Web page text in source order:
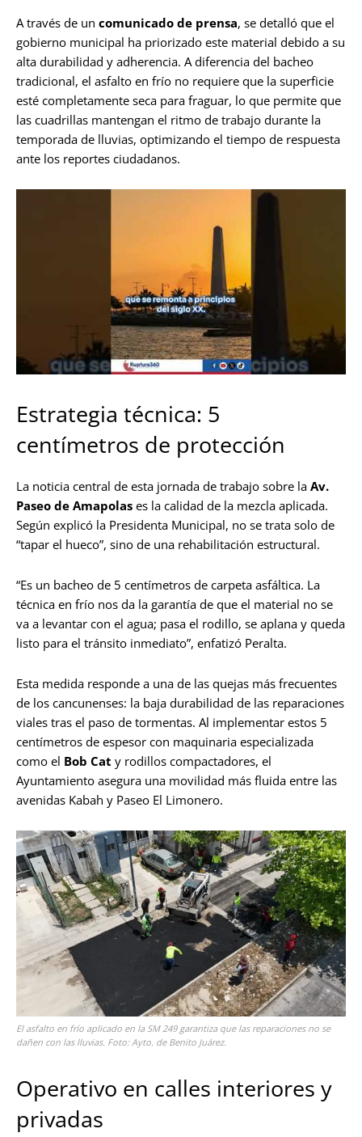
A través de un comunicado de prensa, se detalló que el
gobierno municipal ha priorizado este material debido a su
alta durabilidad y adherencia. A diferencia del bacheo
tradicional, el asfalto en frío no requiere que la superficie
esté completamente seca para fraguar, lo que permite que
las cuadrillas mantengan el ritmo de trabajo durante la
temporada de lluvias, optimizando el tiempo de respuesta
ante los reportes ciudadanos.
Estrategia técnica: 5
centímetros de protección
La noticia central de esta jornada de trabajo sobre la Av.
Paseo de Amapolas es la calidad de la mezcla aplicada.
Según explicó la Presidenta Municipal, no se trata solo de
“tapar el hueco”, sino de una rehabilitación estructural.
“Es un bacheo de 5 centímetros de carpeta asfáltica. La
técnica en frío nos da la garantía de que el material no se
va a levantar con el agua; pasa el rodillo, se aplana y queda
listo para el tránsito inmediato”, enfatizó Peralta.
Esta medida responde a una de las quejas más frecuentes
de los cancunenses: la baja durabilidad de las reparaciones
viales tras el paso de tormentas. Al implementar estos 5
centímetros de espesor con maquinaria especializada
como el Bob Cat y rodillos compactadores, el
Ayuntamiento asegura una movilidad más fluida entre las
avenidas Kabah y Paseo El Limonero.
El asfalto en frío aplicado en la SM 249 garantiza que las reparaciones no se
dañen con las lluvias. Foto: Ayto. de Benito Juárez.
Operativo en calles interiores y
privadas